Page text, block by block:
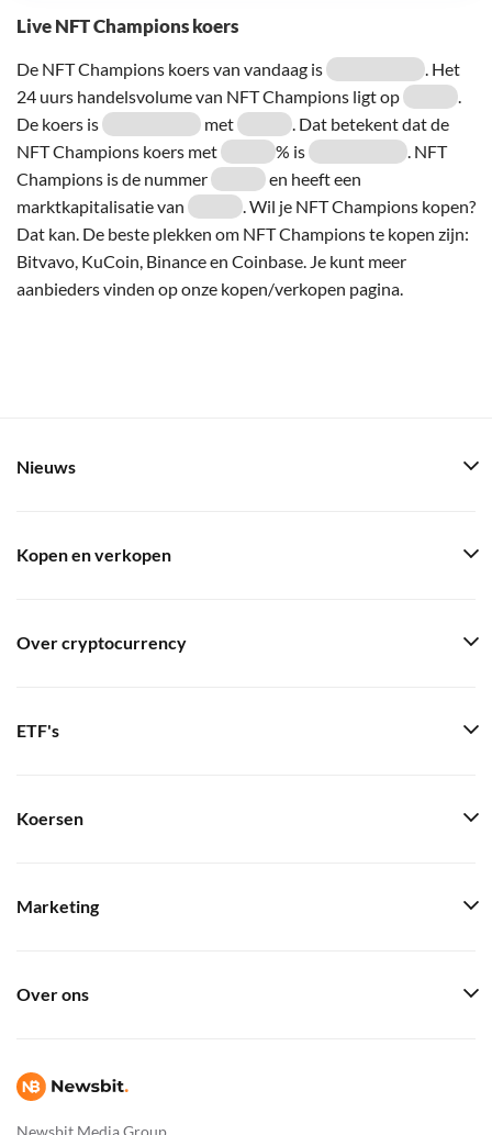
Live NFT Champions koers
De NFT Champions koers van vandaag is
. Het
24 uurs handelsvolume van NFT Champions ligt op
.
De koers is
met
. Dat betekent dat de
NFT Champions koers met
% is
. NFT
Champions is de nummer
en heeft een
marktkapitalisatie van
. Wil je NFT Champions kopen?
Dat kan. De beste plekken om NFT Champions te kopen zijn:
Bitvavo, KuCoin, Binance en Coinbase. Je kunt meer
aanbieders vinden op onze kopen/verkopen pagina.
Newsbit Media Group
Nieuws
Kopen en verkopen
Over cryptocurrency
ETF's
Koersen
Marketing
Over ons